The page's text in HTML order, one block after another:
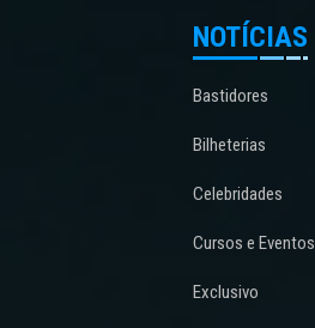
NOTÍCIAS
Bastidores
Bilheterias
Celebridades
Cursos e Eventos
Exclusivo